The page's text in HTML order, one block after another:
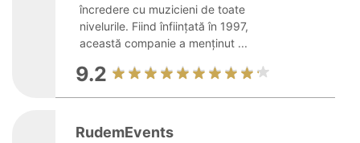
încredere cu muzicieni de toate
nivelurile. Fiind înființată în 1997,
această companie a menținut ...
9.2
RudemEvents